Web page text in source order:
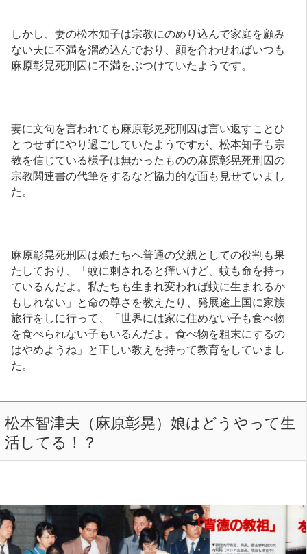
しかし、妻の松本知子は宗教にのめり込んで家庭を顧み
ない夫に不満を溜め込んでおり、顔を合わせればいつも
麻原彰晃死刑囚に不満をぶつけていたようです。
妻に文句を言われても麻原彰晃死刑囚は言い返すことひ
とつせずにやり過ごしていたようですが、松本知子も宗
教を信じている様子は無かったものの麻原彰晃死刑囚の
宗教関連書の代筆をするなど協力的な面も見せていまし
た。
麻原彰晃死刑囚は娘たちへ普通の父親としての役割も果
たしており、「蚊に刺されると痒いけど、蚊も命を持っ
ているんだよ。私たちも生まれ変われば蚊に生まれるか
もしれない」と命の尊さを教えたり、発展途上国に家族
旅行をしに行って、「世界には家に住めない子も食べ物
を食べられない子もいるんだよ。食べ物を粗末にするの
はやめようね」と正しい教えを持って教育をしていまし
た。
松本智津夫（麻原彰晃）娘はどうやって生
活してる！？